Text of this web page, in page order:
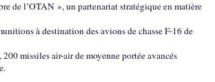
de l’OTAN », un partenariat stratégique en matière
à destination des avions de chasse F-16 de
missiles air-air de moyenne portée avancés